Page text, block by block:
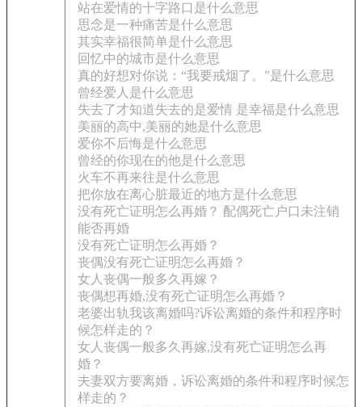
站在爱情的十字路口是什么意思
思念是一种痛苦是什么意思
其实幸福很简单是什么意思
回忆中的城市是什么意思
真的好想对你说：“我要戒烟了。”是什么意思
曾经爱人是什么意思
失去了才知道失去的是爱情 是幸福是什么意思
美丽的高中,美丽的她是什么意思
爱你不后悔是什么意思
曾经的你现在的他是什么意思
火车不再来往是什么意思
把你放在离心脏最近的地方是什么意思
没有死亡证明怎么再婚？ 配偶死亡户口未注销
能否再婚
没有死亡证明怎么再婚？
丧偶没有死亡证明怎么再婚？
女人丧偶一般多久再嫁？
丧偶想再婚,没有死亡证明怎么再婚？
老婆出轨我该离婚吗?诉讼离婚的条件和程序时
候怎样走的？
女人丧偶一般多久再嫁,没有死亡证明怎么再
婚？
夫妻双方要离婚，诉讼离婚的条件和程序时候怎
样走的？